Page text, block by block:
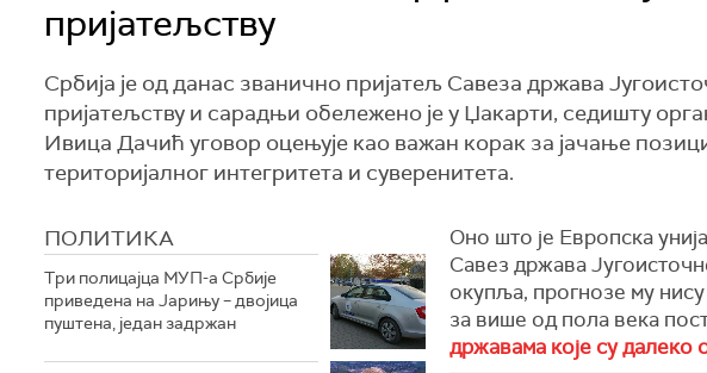
пријатељству
Србија је од данас званично пријатељ Савеза држава
пријатељству и сарадњи обележено је у Џакарти, седишту
Ивица Дачић уговор оцењује као важан корак за јачање
територијалног интегритета и суверенитета.
ПОЛИТИКА
Три полицајца МУП-а Србије
приведена на Јарињу – двојица
пуштена, један задржан
Оно што је Европска
Савез држава
окупља, прогнозе му
за више од пола века
државама које су далеко